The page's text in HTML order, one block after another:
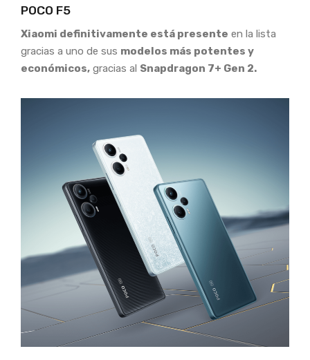
POCO F5
Xiaomi definitivamente está presente en la lista
gracias a uno de sus modelos más potentes y
económicos, gracias al Snapdragon 7+ Gen 2.